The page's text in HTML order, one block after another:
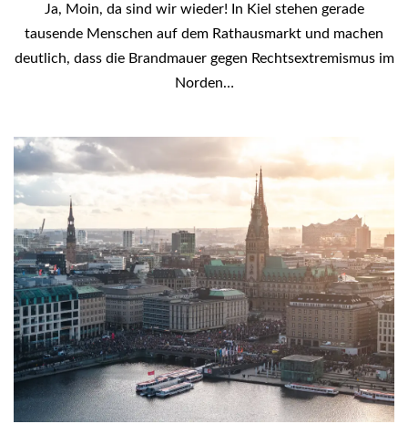
Ja, Moin, da sind wir wieder! In Kiel stehen gerade
tausende Menschen auf dem Rathausmarkt und machen
deutlich, dass die Brandmauer gegen Rechtsextremismus im
Norden…